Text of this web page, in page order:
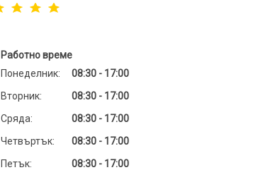
Работно време
Понеделник:
08:30 - 17:00
Вторник:
08:30 - 17:00
Сряда:
08:30 - 17:00
Четвъртък:
08:30 - 17:00
Петък:
08:30 - 17:00